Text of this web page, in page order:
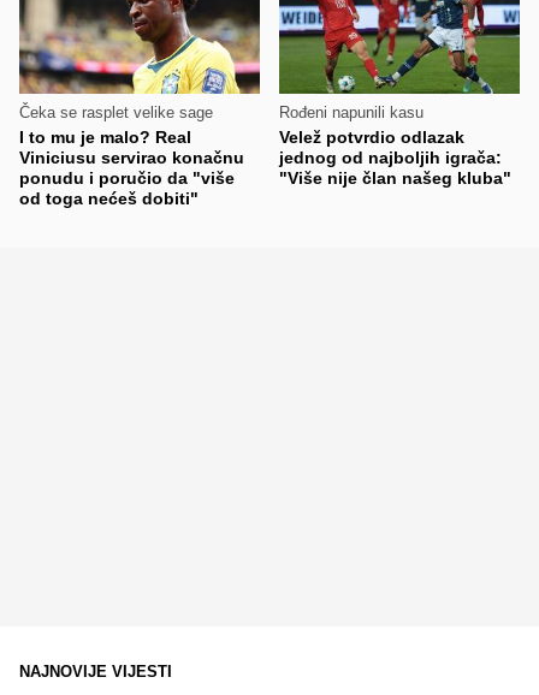
Čeka se rasplet velike sage
I to mu je malo? Real
Viniciusu servirao konačnu
ponudu i poručio da "više
od toga nećeš dobiti"
Rođeni napunili kasu
Velež potvrdio odlazak
jednog od najboljih igrača:
"Više nije član našeg kluba"
NAJNOVIJE VIJESTI